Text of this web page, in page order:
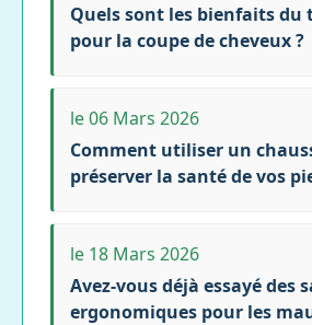
Quels sont les bienfaits du
pour la coupe de cheveux ?
le 06 Mars 2026
Comment utiliser un
préserver la santé de vos
le 18 Mars 2026
Avez-vous déjà essayé des
ergonomiques pour les